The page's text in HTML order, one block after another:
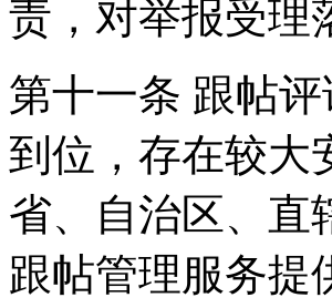
责，对举报受理
第十一条 跟帖
到位，存在较大
省、自治区、直
跟帖管理服务提